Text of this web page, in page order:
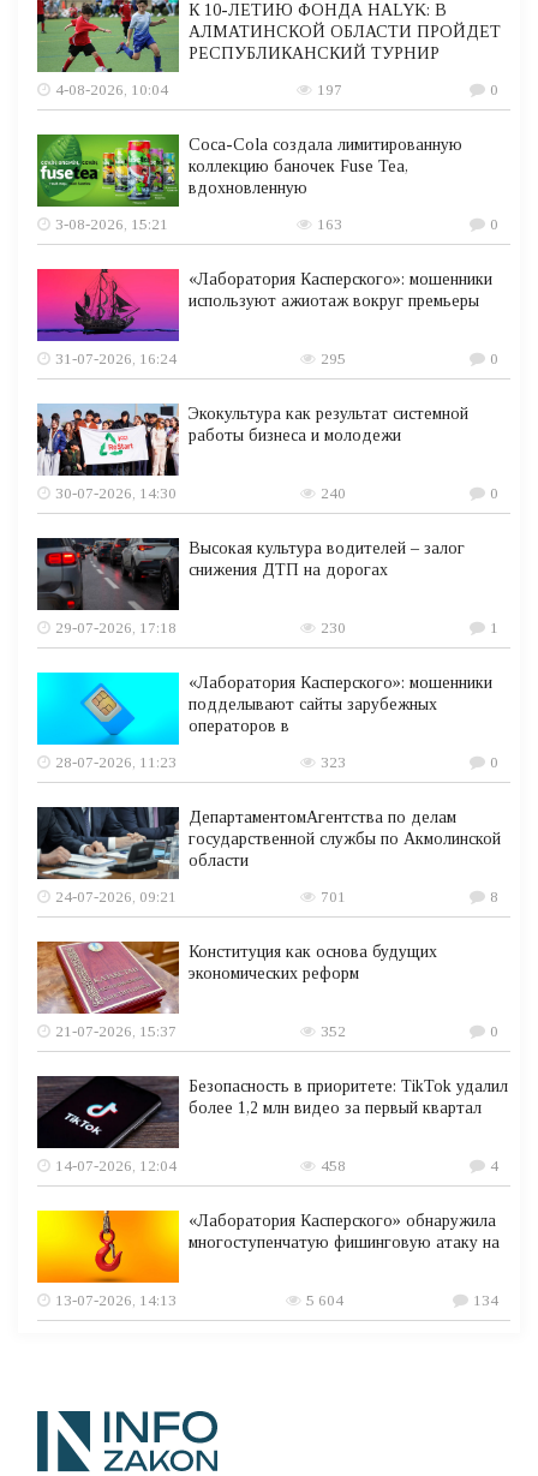
К 10-ЛЕТИЮ ФОНДА HALYK: В
АЛМАТИНСКОЙ ОБЛАСТИ ПРОЙДЕТ
РЕСПУБЛИКАНСКИЙ ТУРНИР
4-08-2026, 10:04
197 0
Coca-Cola создала лимитированную
коллекцию баночек Fuse Tea,
вдохновленную
3-08-2026, 15:21
163 0
«Лаборатория Касперского»: мошенники
используют ажиотаж вокруг премьеры
31-07-2026, 16:24 295 0
Экокультура как результат системной
работы бизнеса и молодежи
30-07-2026, 14:30 240 0
Высокая культура водителей – залог
снижения ДТП на дорогах
29-07-2026, 17:18 230 1
«Лаборатория Касперского»: мошенники
подделывают сайты зарубежных
операторов в
28-07-2026, 11:23
323 0
ДепартаментомАгентства по делам
государственной службы по Акмолинской
области
24-07-2026, 09:21
701 8
Конституция как основа будущих
экономических реформ
21-07-2026, 15:37 352 0
Безопасность в приоритете: TikTok удалил
более 1,2 млн видео за первый квартал
14-07-2026, 12:04 458 4
«Лаборатория Касперского» обнаружила
многоступенчатую фишинговую атаку на
13-07-2026, 14:13 5 604 134